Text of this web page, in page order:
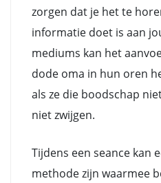
zorgen dat je het te
informatie doet is aan
mediums kan het
dode oma in hun oren
als ze die boodschap
niet zwijgen.
Tijdens een seance kan
methode zijn waarmee